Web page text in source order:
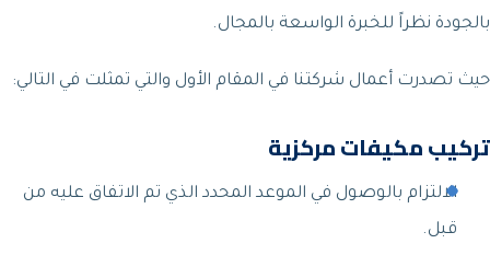
بالجودة نظراً للخبرة الواسعة بالمجال.
حيث تصدرت أعمال شركتنا في المقام الأول والتي تمثلت في التالي:
تركيب مكيفات مركزية
الالتزام بالوصول في الموعد المحدد الذي تم الاتفاق عليه من
قبل.